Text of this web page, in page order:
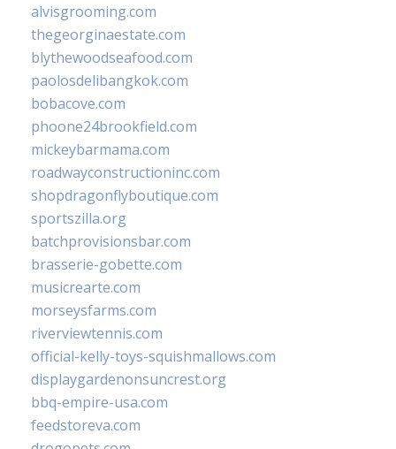
alvisgrooming.com
thegeorginaestate.com
blythewoodseafood.com
paolosdelibangkok.com
bobacove.com
phoone24brookfield.com
mickeybarmama.com
roadwayconstructioninc.com
shopdragonflyboutique.com
sportszilla.org
batchprovisionsbar.com
brasserie-gobette.com
musicrearte.com
morseysfarms.com
riverviewtennis.com
official-kelly-toys-squishmallows.com
displaygardenonsuncrest.org
bbq-empire-usa.com
feedstoreva.com